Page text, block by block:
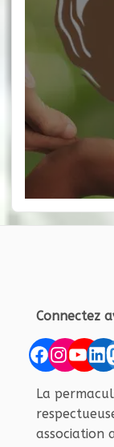
Connectez
La
association